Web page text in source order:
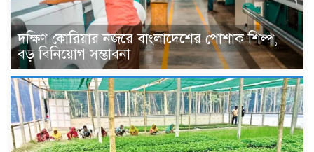
দক্ষিণ কোরিয়ার নজরে বাংলাদেশের পোশাক শিল্প,
বড় বিনিয়োগ সম্ভাবনা